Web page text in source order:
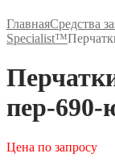
ГлавнаяСредства
Specialist™
пер-690-
Цена по запросу